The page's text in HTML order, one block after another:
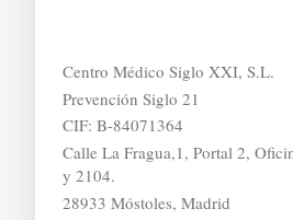
Centro Médico Siglo XXI, S.L.
Prevención Siglo 21
CIF: B-84071364
Calle La Fragua,1, Portal 2,
y 2104.
28933 Móstoles, Madrid